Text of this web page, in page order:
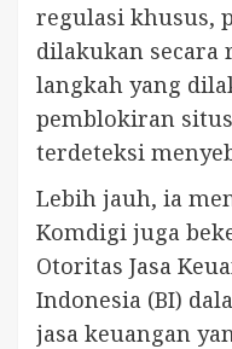
regulasi khusus,
dilakukan secara
langkah yang
pemblokiran
terdeteksi
Lebih jauh, ia
Komdigi juga
Otoritas Jasa
Indonesia (BI)
jasa keuangan